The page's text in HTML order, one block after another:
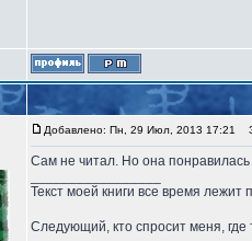
Добавлено: Пн, 29 Июл, 2013 17:21
Сам не читал. Но она
Текст моей книги все время лежит
Следующий, кто спросит меня,